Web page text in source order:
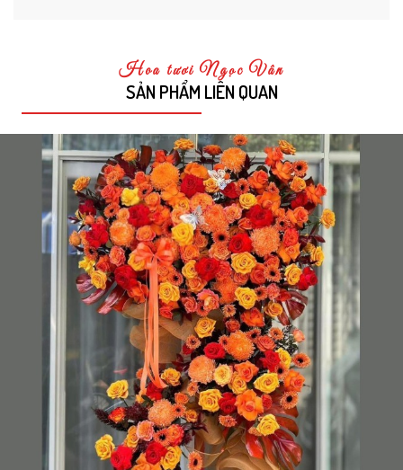
Hoa tươi Ngọc Vân
SẢN PHẨM LIÊN QUAN